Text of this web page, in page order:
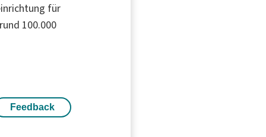
für
100.000
Feedback